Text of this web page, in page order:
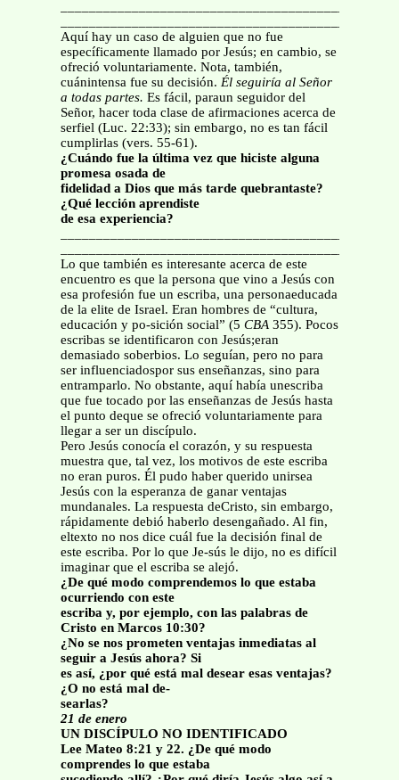
Aquí hay un caso de alguien que no fue
específicamente llamado por Jesús; en cambio, se
ofreció voluntariamente. Nota, también,
cuánintensa fue su decisión. Él seguiría al Señor
a todas partes. Es fácil, paraun seguidor del
Señor, hacer toda clase de afirmaciones acerca de
serfiel (Luc. 22:33); sin embargo, no es tan fácil
cumplirlas (vers. 55-61).
¿Cuándo fue la última vez que hiciste alguna
promesa osada de
fidelidad a Dios que más tarde quebrantaste?
¿Qué lección aprendiste
de esa experiencia?
Lo que también es interesante acerca de este
encuentro es que la persona que vino a Jesús con
esa profesión fue un escriba, una personaeducada
de la elite de Israel. Eran hombres de “cultura,
educación y po-sición social” (5 CBA 355). Pocos
escribas se identificaron con Jesús;eran
demasiado soberbios. Lo seguían, pero no para
ser influenciadospor sus enseñanzas, sino para
entramparlo. No obstante, aquí había unescriba
que fue tocado por las enseñanzas de Jesús hasta
el punto deque se ofreció voluntariamente para
llegar a ser un discípulo.
Pero Jesús conocía el corazón, y su respuesta
muestra que, tal vez, los motivos de este escriba
no eran puros. Él pudo haber querido unirsea
Jesús con la esperanza de ganar ventajas
mundanales. La respuesta deCristo, sin embargo,
rápidamente debió haberlo desengañado. Al fin,
eltexto no nos dice cuál fue la decisión final de
este escriba. Por lo que Je-sús le dijo, no es difícil
imaginar que el escriba se alejó.
¿De qué modo comprendemos lo que estaba
ocurriendo con este
escriba y, por ejemplo, con las palabras de
Cristo en Marcos 10:30?
¿No se nos prometen ventajas inmediatas al
seguir a Jesús ahora? Si
es así, ¿por qué está mal desear esas ventajas?
¿O no está mal de-
searlas?
21 de enero
UN DISCÍPULO NO IDENTIFICADO
Lee Mateo 8:21 y 22. ¿De qué modo
comprendes lo que estaba